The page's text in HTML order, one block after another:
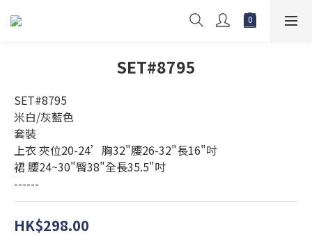
SET#8795
SET#8795
米白/灰藍色
套裝
上衣 夾位20-24’胸32"腰26-32"長16"吋
裙 腰24~30"臀38"全長35.5"吋
------
HK$298.00